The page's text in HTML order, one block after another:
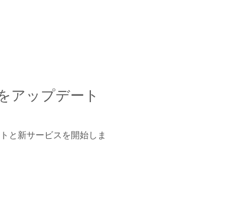
アップデート
と新サービスを開始しま